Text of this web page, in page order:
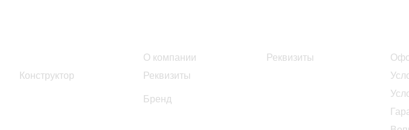
Конструктор
О компании
Реквизиты
Бренд
Реквизиты